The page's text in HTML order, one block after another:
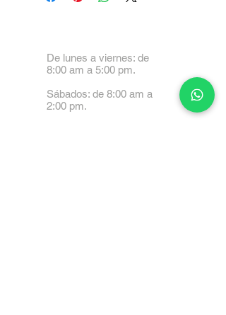
De lunes a viernes: de
8:00 am a 5:00 pm.
Sábados: de 8:00 am a
2:00 pm.